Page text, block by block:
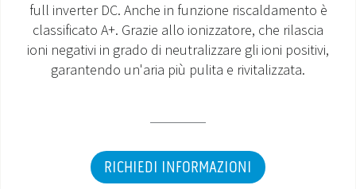
INCENTIVI E DETRAZIONI
ASSISTENZA E GARANZIE
full inverter DC. Anche in funzione riscaldamento è
classificato A+. Grazie allo ionizzatore, che rilascia
ioni negativi in grado di neutralizzare gli ioni positivi,
garantendo un'aria più pulita e rivitalizzata.
RICHIEDI INFORMAZIONI